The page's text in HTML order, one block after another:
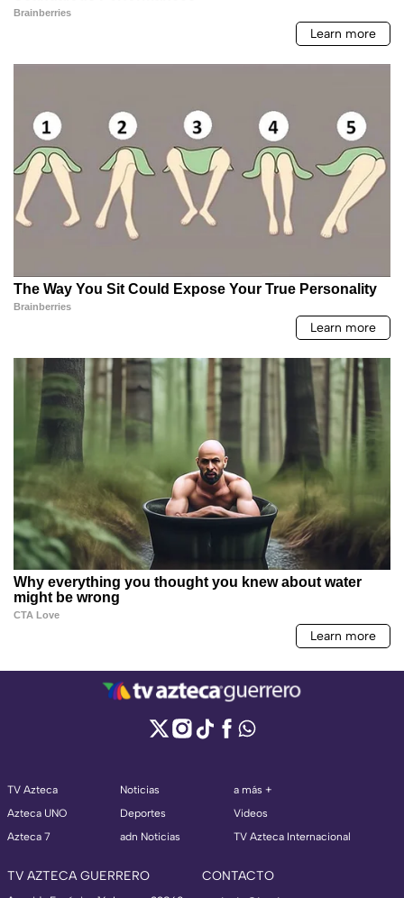
TV Azteca
Azteca UNO
Azteca 7
Noticias
Deportes
adn Noticias
a más +
Videos
TV Azteca Internacional
TV AZTECA GUERRERO CONTACTO